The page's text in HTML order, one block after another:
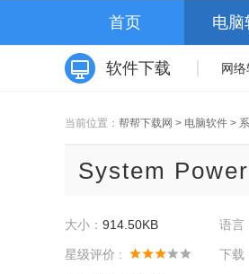
首页 电脑
软件下载 网
当前位置： 帮帮下载网 > 电脑软件 >
System
大小： 914.50KB 语言
星级评价 : 下载